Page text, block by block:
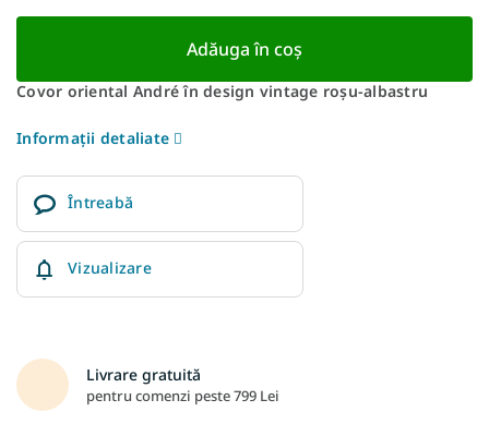
Adăuga în coş
Covor oriental André în design vintage roșu-albastru
Informaţii detaliate
Întreabă
Vizualizare
Livrare gratuită
pentru comenzi peste 799 Lei